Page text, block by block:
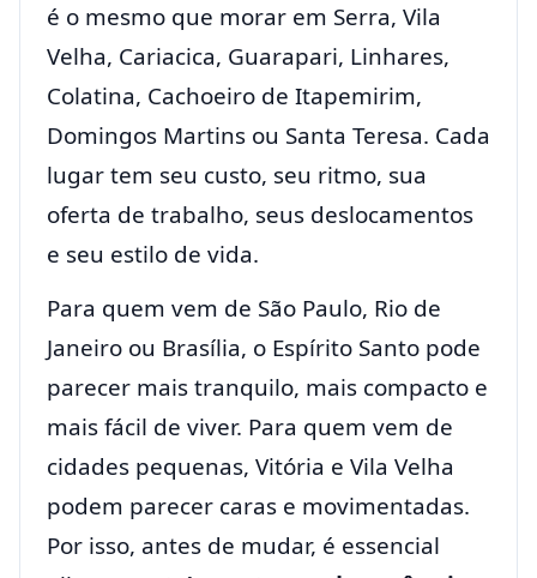
é o mesmo que morar em Serra, Vila
Velha, Cariacica, Guarapari, Linhares,
Colatina, Cachoeiro de Itapemirim,
Domingos Martins ou Santa Teresa. Cada
lugar tem seu custo, seu ritmo, sua
oferta de trabalho, seus deslocamentos
e seu estilo de vida.
Para quem vem de São Paulo, Rio de
Janeiro ou Brasília, o Espírito Santo pode
parecer mais tranquilo, mais compacto e
mais fácil de viver. Para quem vem de
cidades pequenas, Vitória e Vila Velha
podem parecer caras e movimentadas.
Por isso, antes de mudar, é essencial